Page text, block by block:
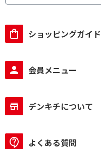
ショッピングガイド
会員メニュー
デンキチについて
よくある質問